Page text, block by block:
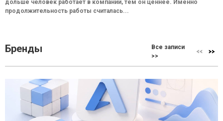
дольше человек работает в компании, тем он ценнее. Именно
продолжительность работы считалась...
Бренды
Все записи
>>